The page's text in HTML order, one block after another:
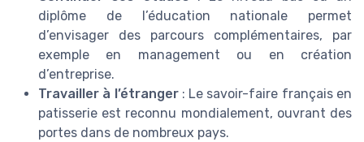
diplôme de l’éducation nationale permet
d’envisager des parcours complémentaires, par
exemple en management ou en création
d’entreprise.
Travailler à l’étranger: Le savoir-faire français en
patisserie est reconnu mondialement, ouvrant des
portes dans de nombreux pays.